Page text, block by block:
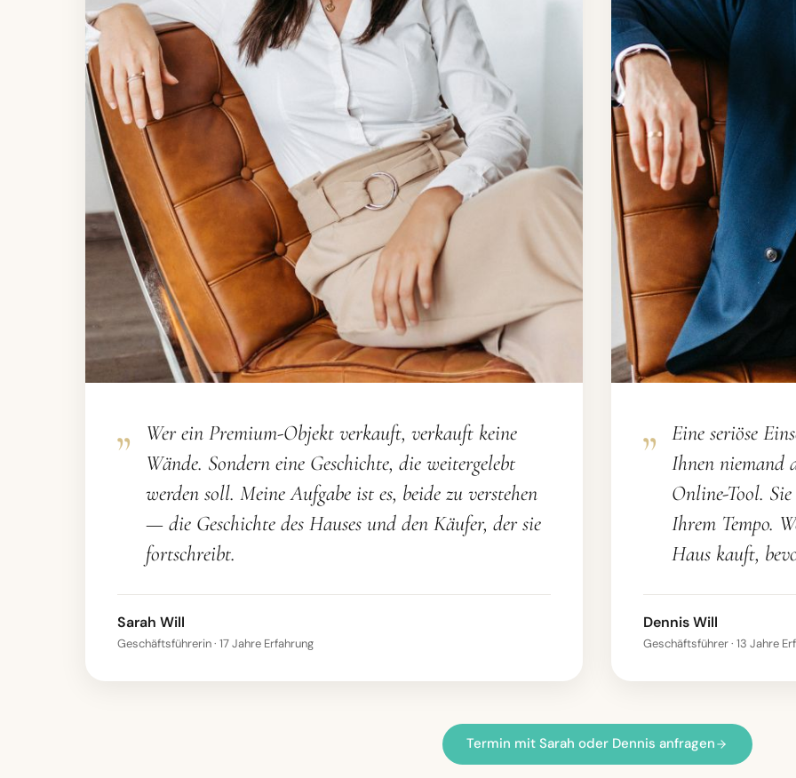
Wer ein Premium-Objekt verkauft, verkauft keine
Wände. Sondern eine Geschichte, die weitergelebt
werden soll. Meine Aufgabe ist es, beide zu verstehen
— die Geschichte des Hauses und den Käufer, der sie
fortschreibt.
Sarah Will
Geschäftsführerin · 17 Jahre Erfahrung
Eine seriöse
Ihnen niemand
Online-Tool.
Ihrem Tempo.
Haus kauft,
Dennis Will
Geschäftsführer · 13 Jahre
Termin mit Sarah oder Dennis anfragen